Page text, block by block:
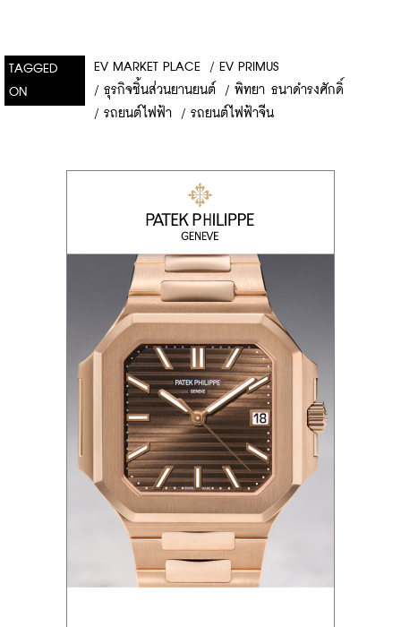
TAGGED
ON
EV MARKET PLACE / EV PRIMUS
/ ธุรกิจชิ้นส่วนยานยนต์ / พิทยา ธนาดำรงศักดิ์
/ รถยนต์ไฟฟ้า / รถยนต์ไฟฟ้าจีน